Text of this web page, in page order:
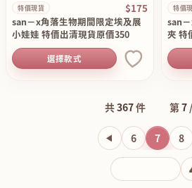
特價現貨 $175
san－x角落生物期間限定埃及展
小娃娃 特價出清現貨原價350
選擇款式
特價
san
夾 特
共367件 第7 /
6 7 8
輸入頁碼